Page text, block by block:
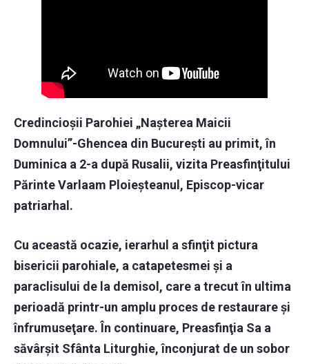
Credincioşii Parohiei „Naşterea Maicii
Domnului”-Ghencea din București au primit, în
Duminica a 2-a după Rusalii, vizita Preasfinţitului
Părinte Varlaam Ploieşteanul, Episcop-vicar
patriarhal.
Cu această ocazie, ierarhul a sfinţit pictura
bisericii parohiale, a catapetesmei şi a
paraclisului de la demisol, care a trecut în ultima
perioadă printr-un amplu proces de restaurare şi
înfrumuseţare. În continuare, Preasfinţia Sa a
săvârşit Sfânta Liturghie, înconjurat de un sobor